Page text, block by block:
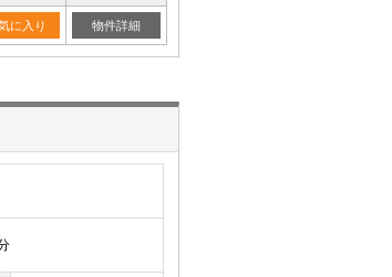
に入り 物件詳細